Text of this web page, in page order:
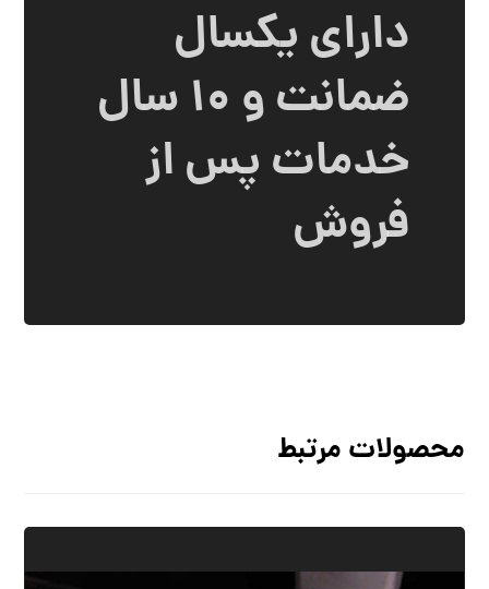
دارای یکسال
ضمانت و 10 سال
خدمات پس از
فروش
محصولات مرتبط